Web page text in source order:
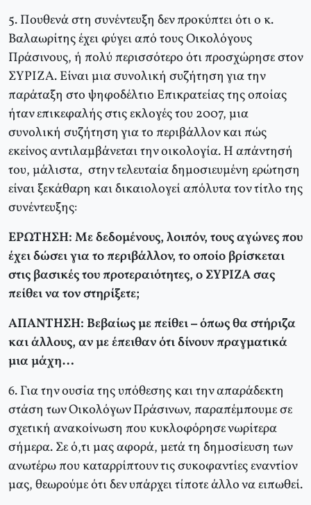
5. Πουθενά στη συνέντευξη δεν προκύπτει ότι ο κ.
Βαλαωρίτης έχει φύγει από τους Οικολόγους
Πράσινους, ή πολύ περισσότερο ότι προσχώρησε στον
ΣΥΡΙΖΑ. Είναι μια συνολική συζήτηση για την
παράταξη στο ψηφοδέλτιο Επικρατείας της οποίας
ήταν επικεφαλής στις εκλογές του 2007, μια
συνολική συζήτηση για το περιβάλλον και πώς
εκείνος αντιλαμβάνεται την οικολογία. Η απάντησή
του, μάλιστα, στην τελευταία δημοσιευμένη ερώτηση
είναι ξεκάθαρη και δικαιολογεί απόλυτα τον τίτλο της
συνέντευξης:
ΕΡΩΤΗΣΗ: Με δεδομένους, λοιπόν, τους αγώνες που
έχει δώσει για το περιβάλλον, το οποίο βρίσκεται
στις βασικές του προτεραιότητες, ο ΣΥΡΙΖΑ σας
πείθει να τον στηρίξετε;
ΑΠΑΝΤΗΣΗ: Βεβαίως με πείθει – όπως θα στήριζα
και άλλους, αν με έπειθαν ότι δίνουν πραγματικά
μια μάχη…
6. Για την ουσία της υπόθεσης και την απαράδεκτη
στάση των Οικολόγων Πράσινων, παραπέμπουμε σε
σχετική ανακοίνωση που κυκλοφόρησε νωρίτερα
σήμερα. Σε ό,τι μας αφορά, μετά τη δημοσίευση των
ανωτέρω που καταρρίπτουν τις συκοφαντίες εναντίον
μας, θεωρούμε ότι δεν υπάρχει τίποτε άλλο να ειπωθεί.